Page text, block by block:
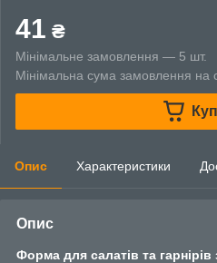
41 ₴
Мінімальне замовлення — 5 шт.
Мінімальна сума замовлення на
Опис Характеристики
Опис
Форма для салатів та